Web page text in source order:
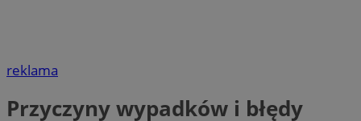
reklama
Przyczyny wypadków i błędy